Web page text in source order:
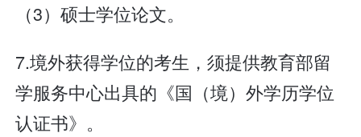
（3）硕士学位论文。
7.境外获得学位的考生，须提供教育部留
学服务中心出具的《国（境）外学历学位
认证书》。